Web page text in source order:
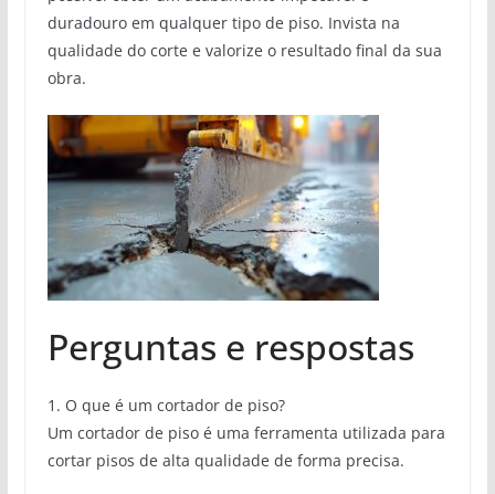
duradouro em qualquer tipo de piso. Invista na
qualidade do corte e valorize o resultado final da sua
obra.
Perguntas e respostas
1. O que é um cortador de piso?
Um cortador de piso é uma ferramenta utilizada para
cortar pisos de alta qualidade de forma precisa.